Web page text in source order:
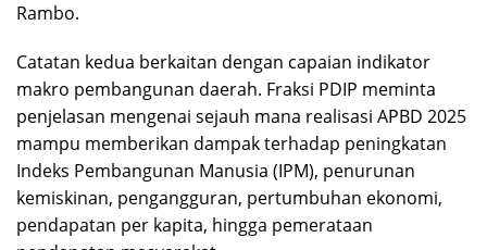
Rambo.
Catatan kedua berkaitan dengan capaian indikator
makro pembangunan daerah. Fraksi PDIP meminta
penjelasan mengenai sejauh mana realisasi APBD 2025
mampu memberikan dampak terhadap peningkatan
Indeks Pembangunan Manusia (IPM), penurunan
kemiskinan, pengangguran, pertumbuhan ekonomi,
pendapatan per kapita, hingga pemerataan